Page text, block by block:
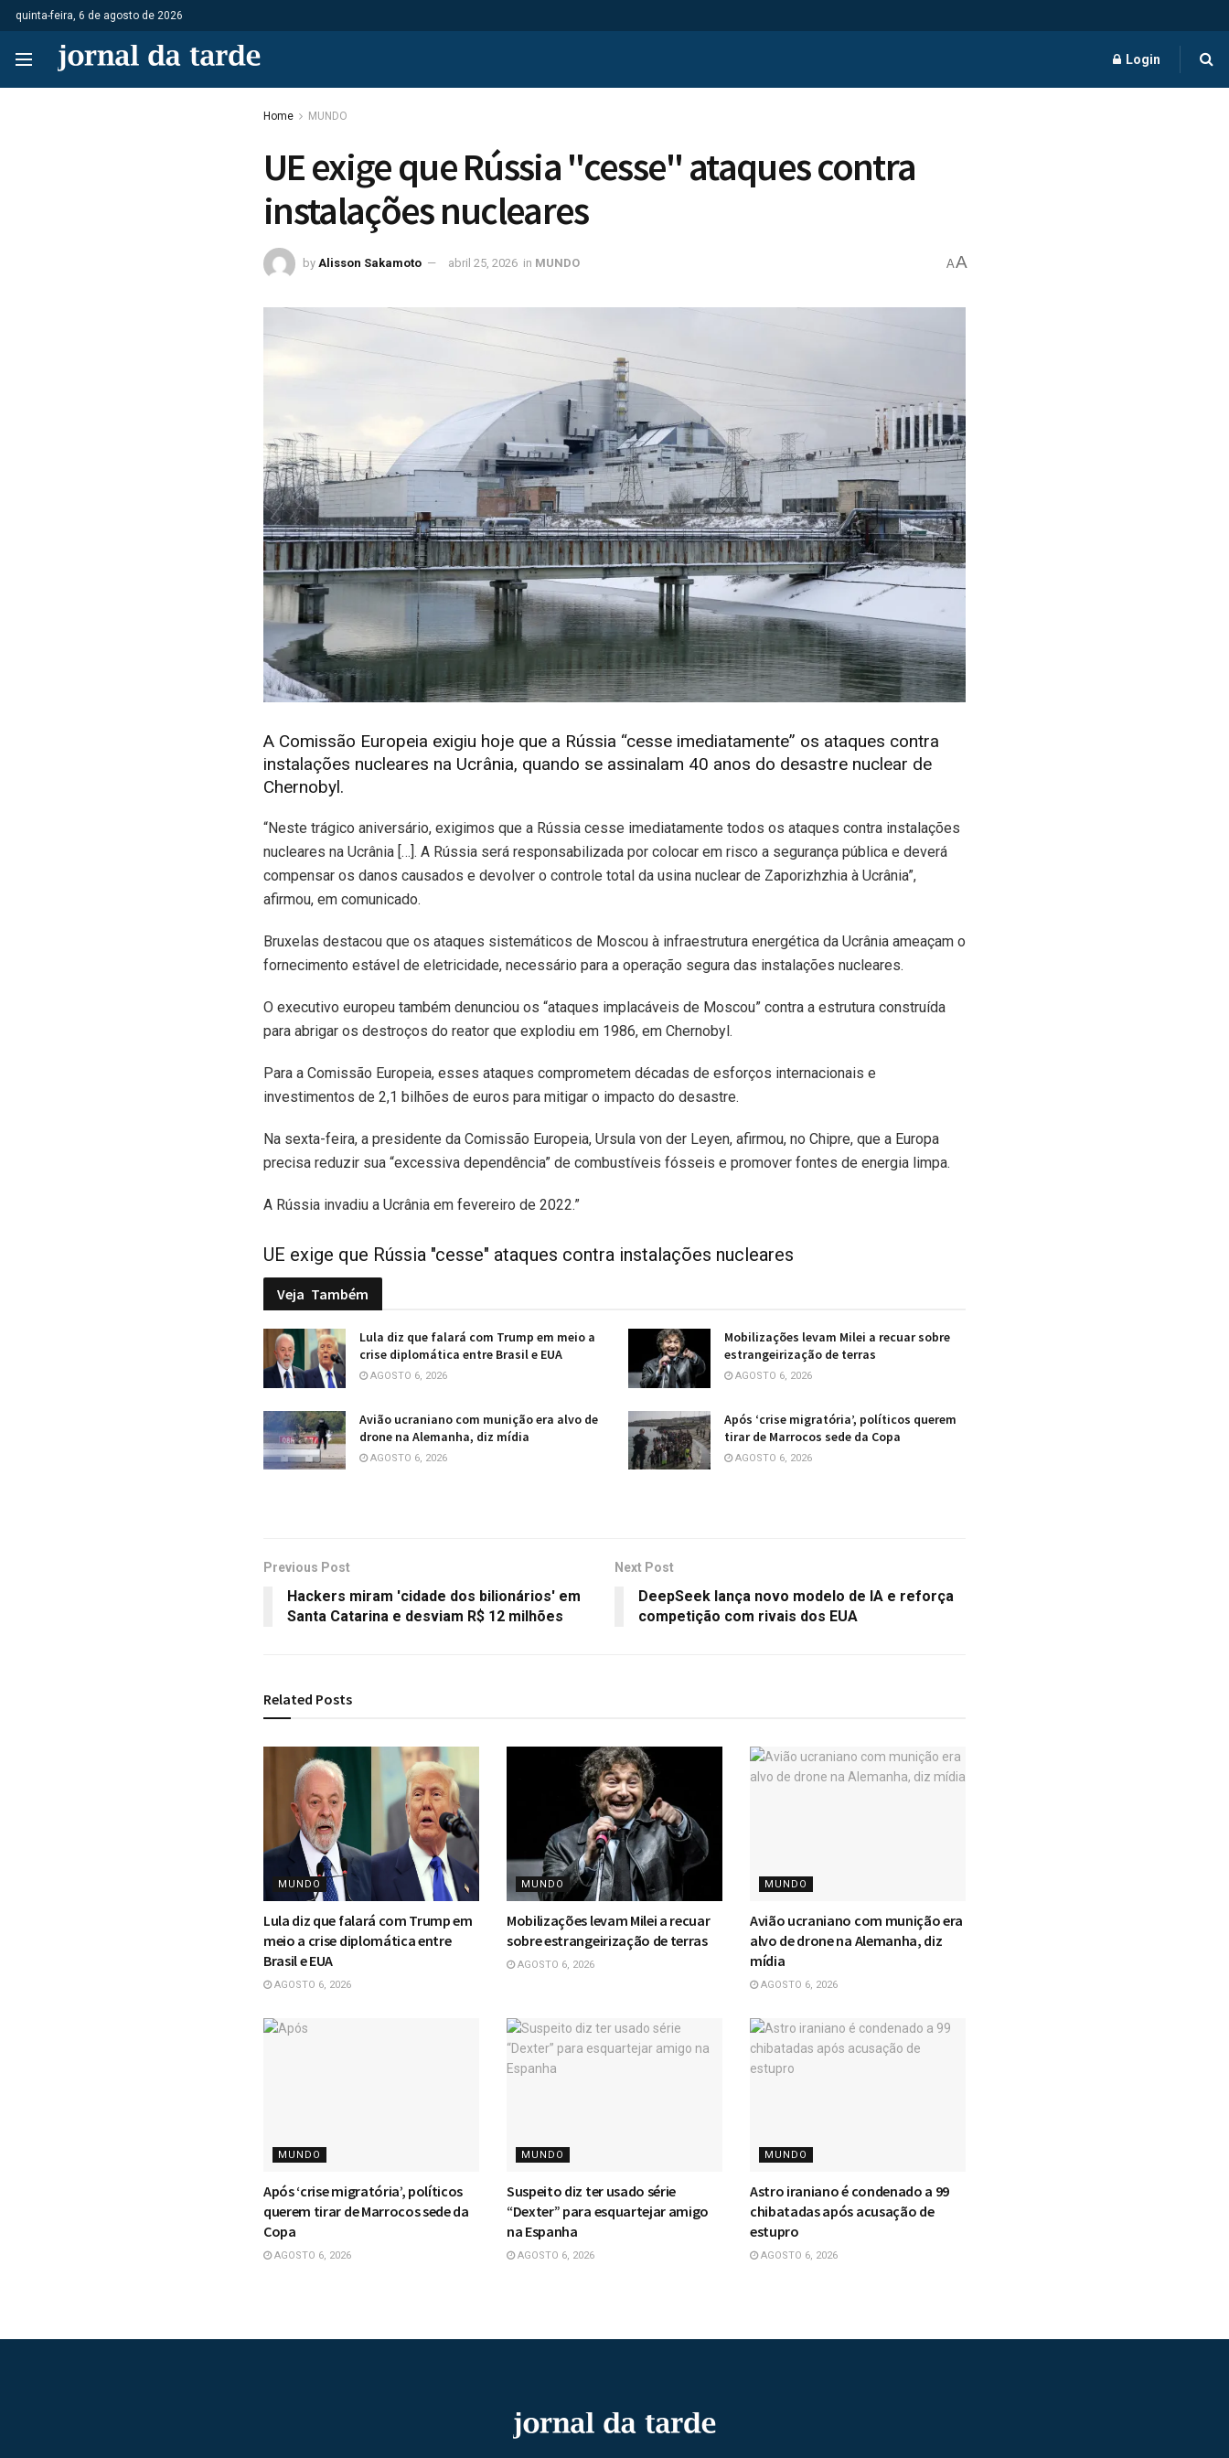
quinta-feira, 6 de agosto de 2026
Login
Home MUNDO
UE exige que Rússia "cesse" ataques contra
instalações nucleares
by Alisson Sakamoto abril 25, 2026 in MUNDO AA
A Comissão Europeia exigiu hoje que a Rússia “cesse imediatamente” os ataques contra
instalações nucleares na Ucrânia, quando se assinalam 40 anos do desastre nuclear de
Chernobyl.
“Neste trágico aniversário, exigimos que a Rússia cesse imediatamente todos os ataques contra instalações
nucleares na Ucrânia […]. A Rússia será responsabilizada por colocar em risco a segurança pública e deverá
compensar os danos causados e devolver o controle total da usina nuclear de Zaporizhzhia à Ucrânia”,
afirmou, em comunicado.
Bruxelas destacou que os ataques sistemáticos de Moscou à infraestrutura energética da Ucrânia ameaçam o
fornecimento estável de eletricidade, necessário para a operação segura das instalações nucleares.
O executivo europeu também denunciou os “ataques implacáveis de Moscou” contra a estrutura construída
para abrigar os destroços do reator que explodiu em 1986, em Chernobyl.
Para a Comissão Europeia, esses ataques comprometem décadas de esforços internacionais e
investimentos de 2,1 bilhões de euros para mitigar o impacto do desastre.
Na sexta-feira, a presidente da Comissão Europeia, Ursula von der Leyen, afirmou, no Chipre, que a Europa
precisa reduzir sua “excessiva dependência” de combustíveis fósseis e promover fontes de energia limpa.
A Rússia invadiu a Ucrânia em fevereiro de 2022.”
UE exige que Rússia "cesse" ataques contra instalações nucleares
Veja Também
Lula diz que falará com Trump em meio a
crise diplomática entre Brasil e EUA
AGOSTO 6, 2026
Mobilizações levam Milei a recuar sobre
estrangeirização de terras
AGOSTO 6, 2026
Avião ucraniano com munição era alvo de
drone na Alemanha, diz mídia
AGOSTO 6, 2026
Após ‘crise migratória’, políticos querem
tirar de Marrocos sede da Copa
AGOSTO 6, 2026
Previous Post
Hackers miram 'cidade dos bilionários' em
Santa Catarina e desviam R$ 12 milhões
Next Post
DeepSeek lança novo modelo de IA e reforça
competição com rivais dos EUA
Related Posts
MUNDO
Lula diz que falará com Trump em
meio a crise diplomática entre
Brasil e EUA
AGOSTO 6, 2026
MUNDO
Mobilizações levam Milei a recuar
sobre estrangeirização de terras
AGOSTO 6, 2026
MUNDO
Avião ucraniano com munição era
alvo de drone na Alemanha, diz
mídia
AGOSTO 6, 2026
MUNDO
Após ‘crise migratória’, políticos
querem tirar de Marrocos sede da
Copa
AGOSTO 6, 2026
MUNDO
Suspeito diz ter usado série
“Dexter” para esquartejar amigo
na Espanha
AGOSTO 6, 2026
MUNDO
Astro iraniano é condenado a 99
chibatadas após acusação de
estupro
AGOSTO 6, 2026